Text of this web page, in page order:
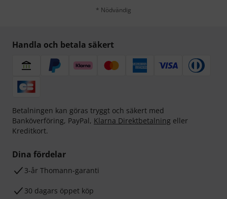
* Nödvändig
Handla och betala säkert
Betalningen kan göras tryggt och säkert med
Banköverföring, PayPal, Klarna Direktbetalning eller
Kreditkort.
Dina fördelar
3-år Thomann-garanti
30 dagars öppet köp